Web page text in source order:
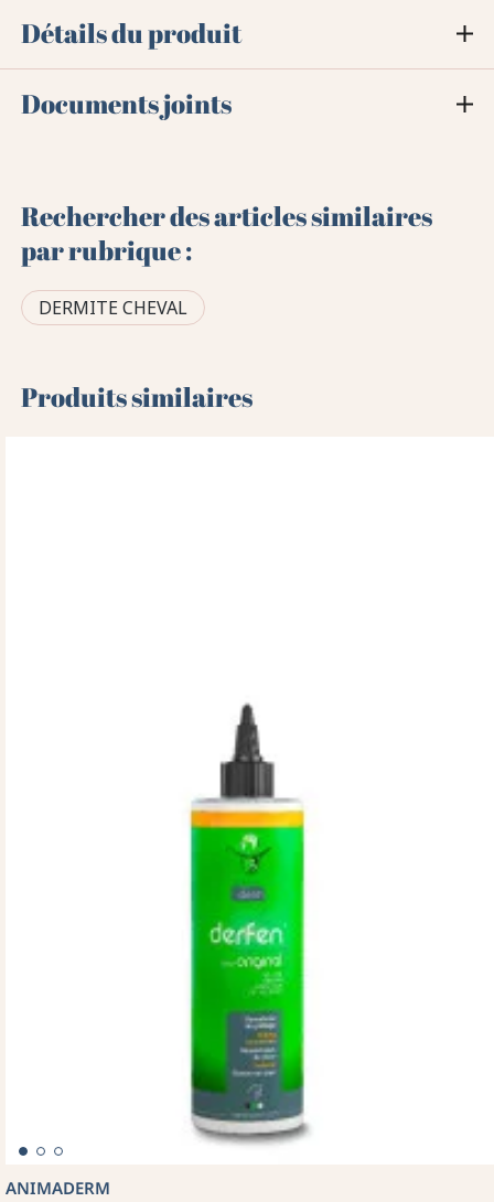
Détails du produit
Documents joints
Rechercher des articles similaires
par rubrique :
DERMITE CHEVAL
Produits similaires
ANIMADERM